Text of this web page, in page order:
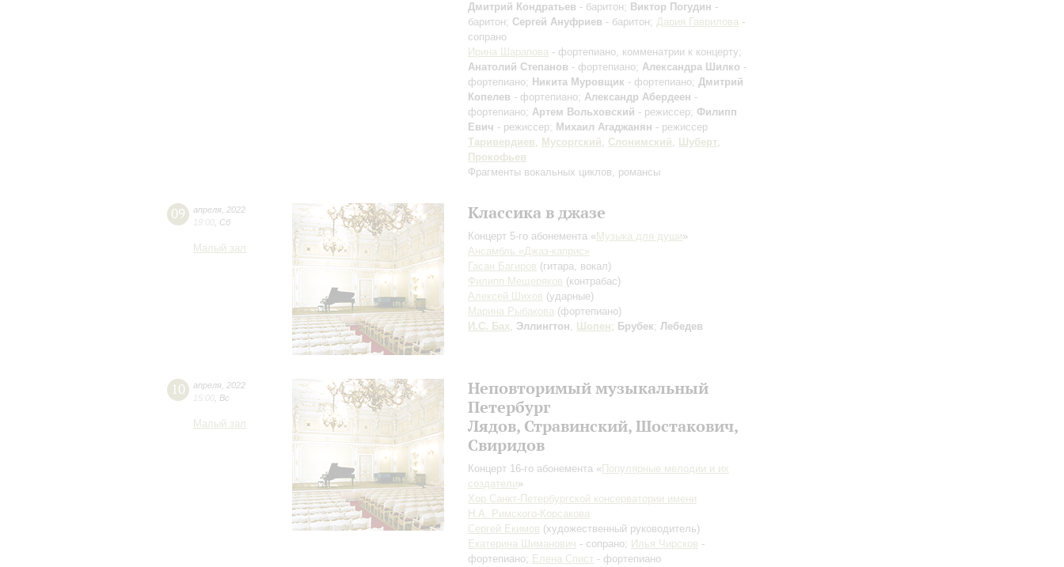
Дмитрий Кондратьев - баритон; Виктор Погудин -
баритон; Сергей Ануфриев - баритон; Дария Гаврилова -
сопрано
Ирина Шарапова - фортепиано, комменатрии к концерту;
Анатолий Степанов - фортепиано; Александра Шилко -
фортепиано; Никита Муровщик - фортепиано; Дмитрий
Копелев - фортепиано; Александр Абердеен -
фортепиано; Артем Вольховский - режиссер; Филипп
Евич - режиссер; Михаил Агаджанян - режиссер
Таривердиев, Мусоргский, Слонимский, Шуберт,
Прокофьев
Фрагменты вокальных циклов, романсы
09 апреля 2022
19:00 Сб
Малый зал
Классика в джазе
Концерт 5-го абонемента « Музыка для души»
Ансамбль «Джаз-каприс»
Гасан Багиров (гитара, вокал)
Филипп Мещеряков (контрабас)
Алексей Шихов (ударные)
Марина Рыбакова (фортепиано)
И.С. Бах, Эллингтон, Шопен; Брубек; Лебедев
10 апреля 2022
15:00 Вс
Малый зал
Неповторимый музыкальный
Петербург
Лядов, Стравинский, Шостакович,
Свиридов
Концерт 16-го абонемента « Популярные мелодии и их
создатели»
Хор Санкт-Петербургской консерватории имени
Н.А. Римского-Корсакова
Сергей Екимов (художественный руководитель)
Екатерина Шиманович - сопрано; Илья Чирсков -
фортепиано; Елена Спист - фортепиано